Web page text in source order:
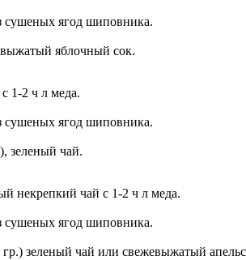
сушеных ягод шиповника.
яблочный сок.
1-2 ч л меда.
сушеных ягод шиповника.
зеленый чай.
некрепкий чай с 1-2 ч л меда.
сушеных ягод шиповника.
зеленый чай или свежевыжатый